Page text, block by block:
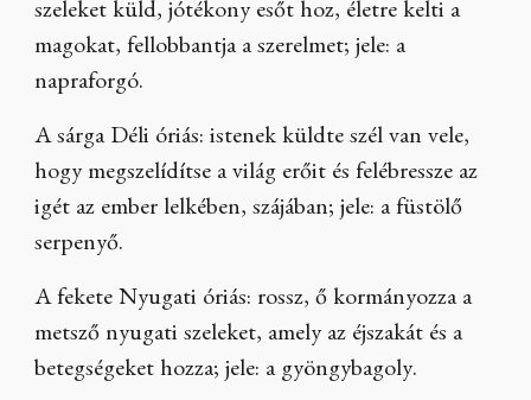
szeleket küld, jótékony esőt hoz, életre kelti a
magokat, fellobbantja a szerelmet; jele: a
napraforgó.
A sárga Déli óriás: istenek küldte szél van vele,
hogy megszelídítse a világ erőit és felébressze az
igét az ember lelkében, szájában; jele: a füstölő
serpenyő.
A fekete Nyugati óriás: rossz, ő kormányozza a
metsző nyugati szeleket, amely az éjszakát és a
betegségeket hozza; jele: a gyöngybagoly.